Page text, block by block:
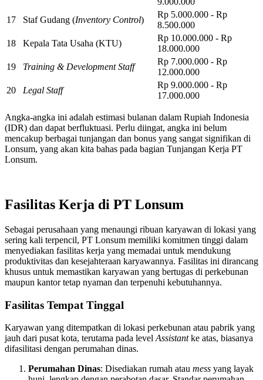
17
Staf Gudang (Inventory Control)
Rp 5.000.000 - Rp
8.500.000
18
Kepala Tata Usaha (KTU)
Rp 10.000.000 - Rp
18.000.000
19
Training & Development Staff
Rp 7.000.000 - Rp
12.000.000
20
Legal Staff
Rp 9.000.000 - Rp
17.000.000
Angka-angka ini adalah estimasi bulanan dalam Rupiah Indonesia
(IDR) dan dapat berfluktuasi. Perlu diingat, angka ini belum
mencakup berbagai tunjangan dan bonus yang sangat signifikan di
Lonsum, yang akan kita bahas pada bagian Tunjangan Kerja PT
Lonsum.
Fasilitas Kerja di PT Lonsum
Sebagai perusahaan yang menaungi ribuan karyawan di lokasi yang
sering kali terpencil, PT Lonsum memiliki komitmen tinggi dalam
menyediakan fasilitas kerja yang memadai untuk mendukung
produktivitas dan kesejahteraan karyawannya. Fasilitas ini dirancang
khusus untuk memastikan karyawan yang bertugas di perkebunan
maupun kantor tetap nyaman dan terpenuhi kebutuhannya.
Fasilitas Tempat Tinggal
Karyawan yang ditempatkan di lokasi perkebunan atau pabrik yang
jauh dari pusat kota, terutama pada level Assistantke atas, biasanya
difasilitasi dengan perumahan dinas.
Perumahan Dinas: Disediakan rumah atau mess yang layak